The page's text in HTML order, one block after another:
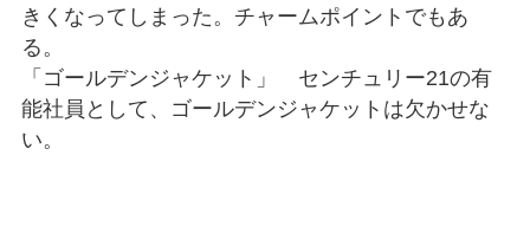
きくなってしまった。チャームポイントでもあ
る。
「ゴールデンジャケット」 センチュリー21の有
能社員として、ゴールデンジャケットは欠かせな
い。